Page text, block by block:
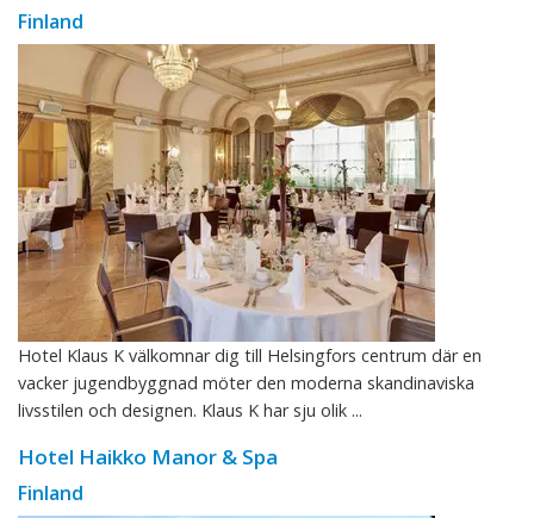
Finland
Hotel Klaus K välkomnar dig till Helsingfors centrum där en
vacker jugendbyggnad möter den moderna skandinaviska
livsstilen och designen. Klaus K har sju olik ...
Hotel Haikko Manor & Spa
Finland